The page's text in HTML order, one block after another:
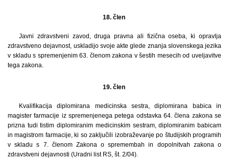
18. člen
Javni zdravstveni zavod, druga pravna ali fizična oseba, ki opravlja
zdravstveno dejavnost, uskladijo svoje akte glede znanja slovenskega jezika
v skladu s spremenjenim 63. členom zakona v šestih mesecih od uveljavitve
tega zakona.
19. člen
Kvalifikacija diplomirana medicinska sestra, diplomirana babica in
magister farmacije iz spremenjenega petega odstavka 64. člena zakona se
prizna tudi tistim diplomiranim medicinskim sestram, diplomiranim babicam
in magistrom farmacije, ki so zaključili izobraževanje po študijskih programih
v skladu s 7. členom Zakona o spremembah in dopolnitvah zakona o
zdravstveni dejavnosti (Uradni list RS, št. 2/04).